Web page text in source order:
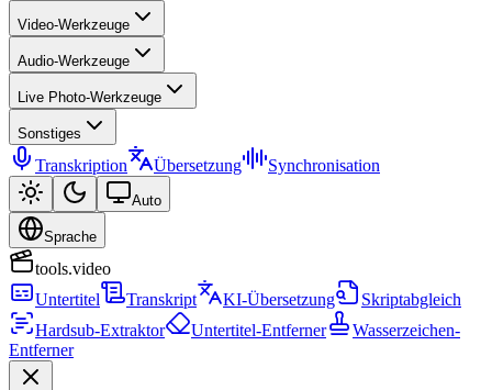
Video-Werkzeuge
Audio-Werkzeuge
Live Photo-Werkzeuge
Sonstiges
Transkription Übersetzung Synchronisation
Auto
Sprache
tools.video
Untertitel
Transkript KI-Übersetzung
Skriptabgleich
Hardsub-Extraktor
Untertitel-Entferner
Wasserzeichen-
Entferner